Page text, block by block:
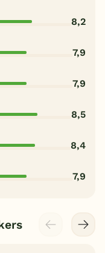
8,2
7,9
7,9
8,5
8,4
7,9